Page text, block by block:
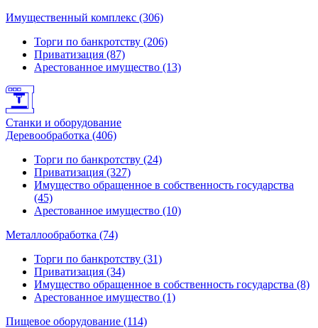
Имущественный комплекс (306)
Торги по банкротству (206)
Приватизация (87)
Арестованное имущество (13)
Станки и оборудование
Деревообработка (406)
Торги по банкротству (24)
Приватизация (327)
Имущество обращенное в собственность государства
(45)
Арестованное имущество (10)
Металлообработка (74)
Торги по банкротству (31)
Приватизация (34)
Имущество обращенное в собственность государства (8)
Арестованное имущество (1)
Пищевое оборудование (114)